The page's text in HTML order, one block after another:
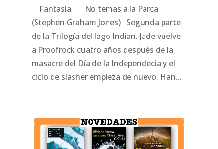
Fantasía No temas a la Parca
(Stephen Graham Jones) Segunda parte
de la Trilogía del lago Indian. Jade vuelve
a Proofrock cuatro años después de la
masacre del Día de la Independecia y el
ciclo de slasher empieza de nuevo. Han...